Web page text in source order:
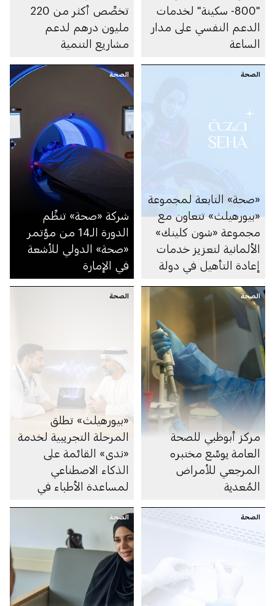
"800- سكينة" لخدمات
الدعم النفسي على مدار
الساعة
تخصِّص أكثر من 220
مليون درهم لدعم
مشاريع التنمية
خلال 2025
الصحة
«صحة» التابعة لمجموعة
«بيورهيلث» تتعاون مع
مجموعة «شون كلينك»
الألمانية لتعزيز خدمات
إعادة التأهيل في دولة
الصحة
شركة «صحة» تنظِّم
الدورة الـ14 من مؤتمر
«صحة» الدولي للأشعة
في الإمارة
الصحة
مركز أبوظبي للصحة
العامة يوسِّع مختبره
المرجعي للأمراض
المُعدية
الصحة
«بيورهيلث» تطلق
المرحلة التجريبية لخدمة
«ندى» القائمة على
الذكاء الاصطناعي
لمساعدة الأطباء في
أثناء زيارات المرضى
الصحة الصحة